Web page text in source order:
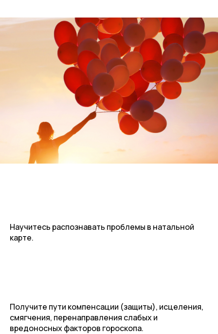
Научитесь распознавать проблемы в натальной
карте.
Получите пути компенсации (защиты), исцеления,
смягчения, перенаправления слабых и
вредоносных факторов гороскопа.